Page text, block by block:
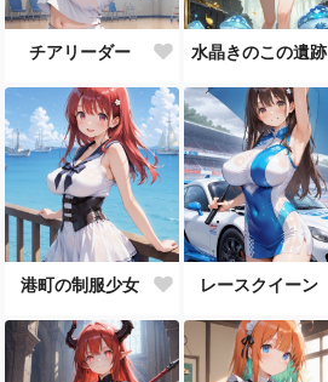
チアリーダー 水晶きのこの遺跡
港町の制服少女 レースクイーン